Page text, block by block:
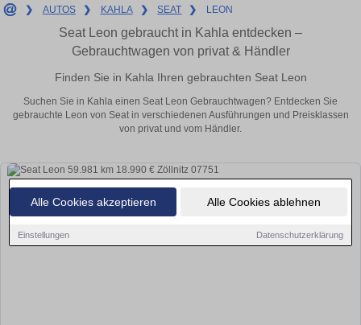
Alle Cookies akzeptieren Alle Cookies ablehnen
Einstellungen Datenschutzerklärung
❯ AUTOS ❯ KAHLA ❯ SEAT ❯ LEON
Seat Leon gebraucht in Kahla entdecken –
Gebrauchtwagen von privat & Händler
Finden Sie in Kahla Ihren gebrauchten Seat Leon
Suchen Sie in Kahla einen Seat Leon Gebrauchtwagen? Entdecken Sie
gebrauchte Leon von Seat in verschiedenen Ausführungen und Preisklassen
von privat und vom Händler.